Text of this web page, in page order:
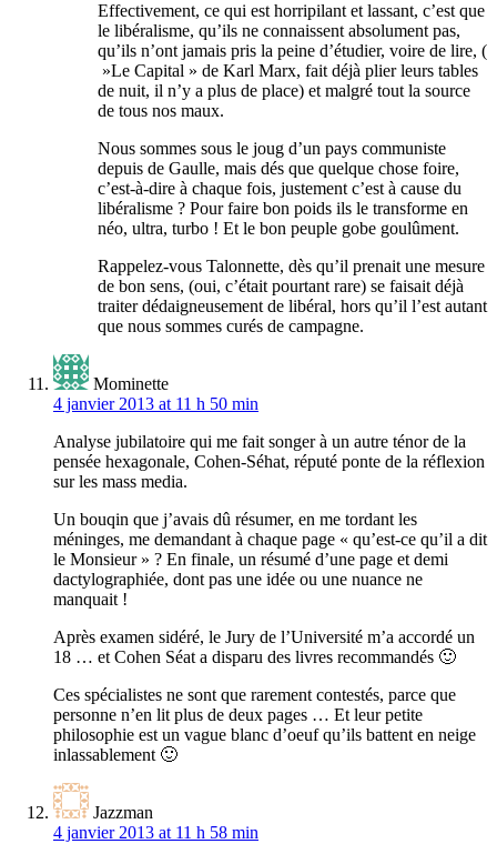
Effectivement, ce qui est horripilant et lassant, c’est que
le libéralisme, qu’ils ne connaissent absolument pas,
qu’ils n’ont jamais pris la peine d’étudier, voire de lire, (
»Le Capital » de Karl Marx, fait déjà plier leurs tables
de nuit, il n’y a plus de place) et malgré tout la source
de tous nos maux.
Nous sommes sous le joug d’un pays communiste
depuis de Gaulle, mais dés que quelque chose foire,
c’est-à-dire à chaque fois, justement c’est à cause du
libéralisme ? Pour faire bon poids ils le transforme en
néo, ultra, turbo ! Et le bon peuple gobe goulûment.
Rappelez-vous Talonnette, dès qu’il prenait une mesure
de bon sens, (oui, c’était pourtant rare) se faisait déjà
traiter dédaigneusement de libéral, hors qu’il l’est autant
que nous sommes curés de campagne.
Mominette
4 janvier 2013 at 11 h 50 min
Analyse jubilatoire qui me fait songer à un autre ténor de la
pensée hexagonale, Cohen-Séhat, réputé ponte de la réflexion
sur les mass media.
Un bouqin que j’avais dû résumer, en me tordant les
méninges, me demandant à chaque page « qu’est-ce qu’il a dit
le Monsieur » ? En finale, un résumé d’une page et demi
dactylographiée, dont pas une idée ou une nuance ne
manquait !
Après examen sidéré, le Jury de l’Université m’a accordé un
18 … et Cohen Séat a disparu des livres recommandés 🙂
Ces spécialistes ne sont que rarement contestés, parce que
personne n’en lit plus de deux pages … Et leur petite
philosophie est un vague blanc d’oeuf qu’ils battent en neige
inlassablement 🙂
Jazzman
4 janvier 2013 at 11 h 58 min